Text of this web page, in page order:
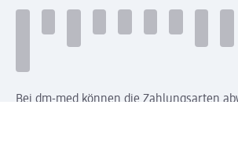
Bei dm-med können die Zahlungsarten